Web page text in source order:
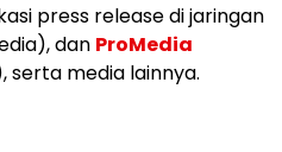
press release di jaringan
dan ProMedia
serta media lainnya.